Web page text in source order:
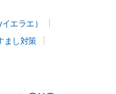
エラエ）
まし対策